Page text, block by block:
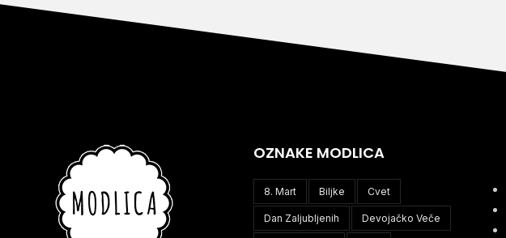
OZNAKE MODLICA
8. Mart Biljke Cvet
Dan Zaljubljenih Devojačko Veče